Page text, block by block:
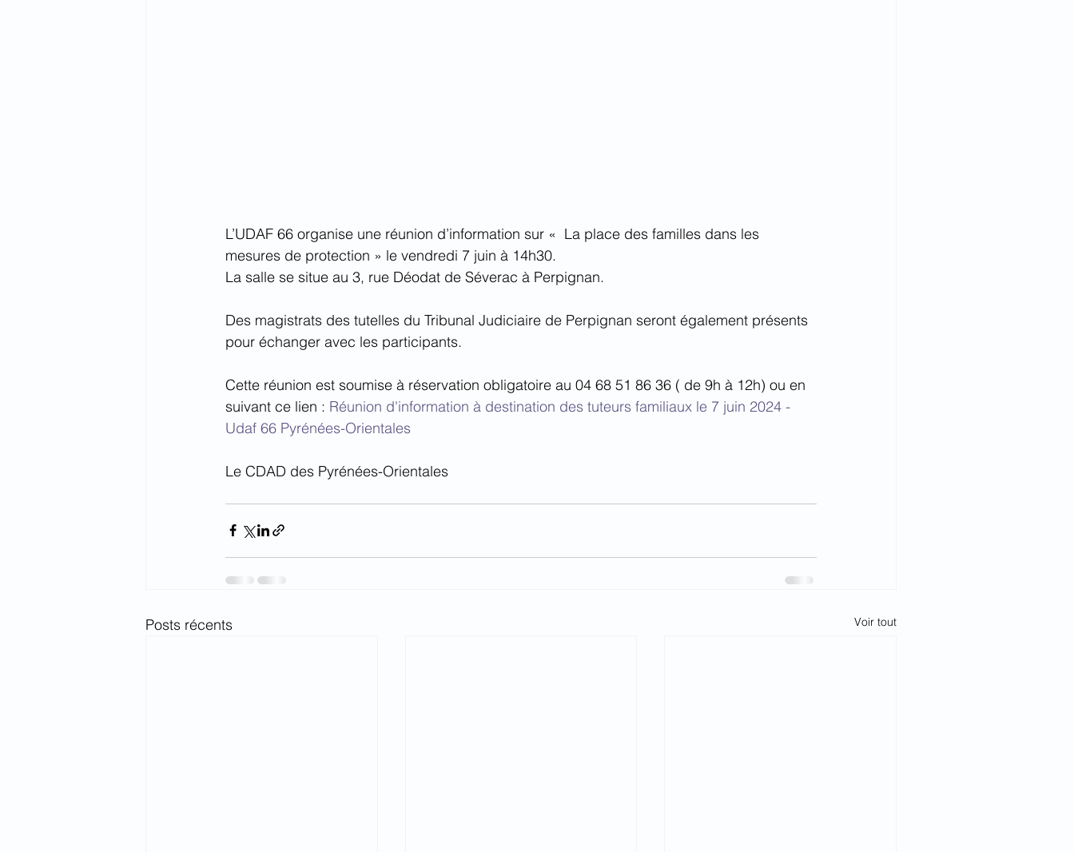
L’UDAF 66 organise une réunion d’information sur «  La place des familles dans les
mesures de protection » le vendredi 7 juin à 14h30.
La salle se situe au 3, rue Déodat de Séverac à Perpignan.
Des magistrats des tutelles du Tribunal Judiciaire de Perpignan seront également présents
pour échanger avec les participants.
Cette réunion est soumise à réservation obligatoire au 04 68 51 86 36 ( de 9h à 12h) ou en
suivant ce lien : Réunion d'information à destination des tuteurs familiaux le 7 juin 2024 -
Udaf 66 Pyrénées-Orientales
Le CDAD des Pyrénées-Orientales
Posts récents Voir tout